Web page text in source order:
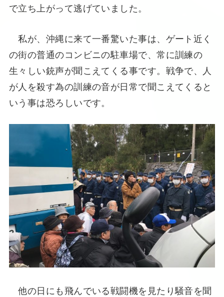
で立ち上がって逃げていました。
私が、沖縄に来て一番驚いた事は、ゲート近く
の街の普通のコンビニの駐車場で、常に訓練の
生々しい銃声が聞こえてくる事です。戦争で、人
が人を殺す為の訓練の音が日常で聞こえてくると
いう事は恐ろしいです。
他の日にも飛んでいる戦闘機を見たり騒音を聞